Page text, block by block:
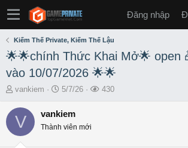
Đăng nhập
Kiếm Thế Private, Kiếm Thế Lậu
🌟🌟chính Thức Khai Mở🌟 open
vào 10/07/2026 🌟🌟
T
r
e
vankiem
S
a
5/7/26
L
430
V vankiem
Thành viên mới